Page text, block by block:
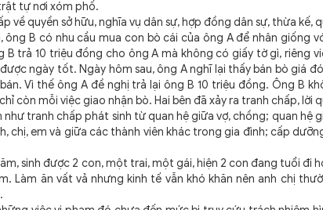
tự nơi xóm phố.
về quyền sở hữu, nghĩa vụ dân sự, hợp đồng dân sự, thừa kế,
ông B có nhu cầu mua con bò cái của ông A để nhân giống
B trả 10 triệu đồng cho ông A mà không có giấy tờ gì, riêng
ngày tốt. Ngày hôm sau, ông A nghĩ lại thấy bán bò giá
Vì thế ông A đề nghị trả lại ông B 10 triệu đồng. Ông B
còn mỗi việc giao nhận bò. Hai bên đã xảy ra tranh chấp, lời
tranh chấp phát sinh từ quan hệ giữa vợ, chồng; quan hệ
chị, em và giữa các thành viên khác trong gia đình; cấp
sinh được 2 con, một trai, một gái, hiện 2 con đang tuổi đi
Làm ăn vất vả nhưng kinh tế vẫn khó khăn nên anh chị